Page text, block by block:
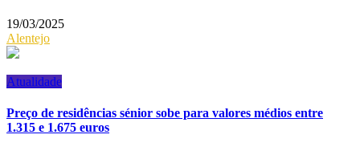
19/03/2025
Alentejo
Atualidade
Preço de residências sénior sobe para valores médios entre
1.315 e 1.675 euros